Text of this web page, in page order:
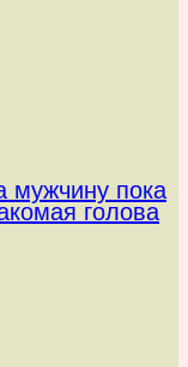
мужчину пока
голова